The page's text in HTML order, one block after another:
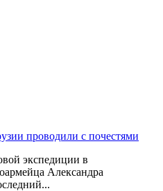
проводили с почестями
экспедиции в
Александра